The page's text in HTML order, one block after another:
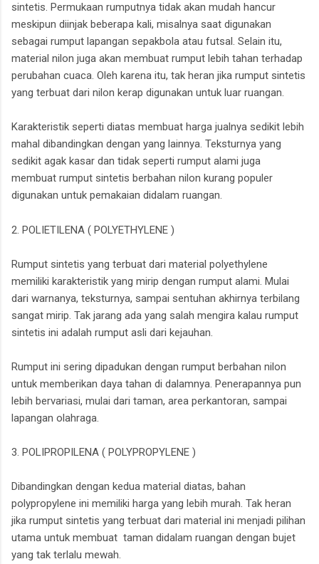
sintetis. Permukaan rumputnya tidak akan mudah hancur
meskipun diinjak beberapa kali, misalnya saat digunakan
sebagai rumput lapangan sepakbola atau futsal. Selain itu,
material nilon juga akan membuat rumput lebih tahan terhadap
perubahan cuaca. Oleh karena itu, tak heran jika rumput sintetis
yang terbuat dari nilon kerap digunakan untuk luar ruangan.
Karakteristik seperti diatas membuat harga jualnya sedikit lebih
mahal dibandingkan dengan yang lainnya. Teksturnya yang
sedikit agak kasar dan tidak seperti rumput alami juga
membuat rumput sintetis berbahan nilon kurang populer
digunakan untuk pemakaian didalam ruangan.
2. POLIETILENA ( POLYETHYLENE )
Rumput sintetis yang terbuat dari material polyethylene
memiliki karakteristik yang mirip dengan rumput alami. Mulai
dari warnanya, teksturnya, sampai sentuhan akhirnya terbilang
sangat mirip. Tak jarang ada yang salah mengira kalau rumput
sintetis ini adalah rumput asli dari kejauhan.
Rumput ini sering dipadukan dengan rumput berbahan nilon
untuk memberikan daya tahan di dalamnya. Penerapannya pun
lebih bervariasi, mulai dari taman, area perkantoran, sampai
lapangan olahraga.
3. POLIPROPILENA ( POLYPROPYLENE )
Dibandingkan dengan kedua material diatas, bahan
polypropylene ini memiliki harga yang lebih murah. Tak heran
jika rumput sintetis yang terbuat dari material ini menjadi pilihan
utama untuk membuat taman didalam ruangan dengan bujet
yang tak terlalu mewah.